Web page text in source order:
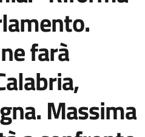
farà
Massima